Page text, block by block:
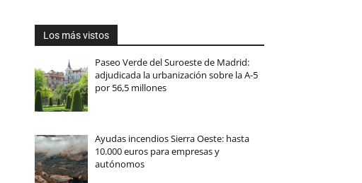
Los más vistos
Paseo Verde del Suroeste de Madrid:
adjudicada la urbanización sobre la A-5
por 56,5 millones
Ayudas incendios Sierra Oeste: hasta
10.000 euros para empresas y
autónomos